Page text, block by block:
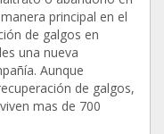
principal en el
de galgos en
una nueva
Aunque
de galgos,
mas de 700